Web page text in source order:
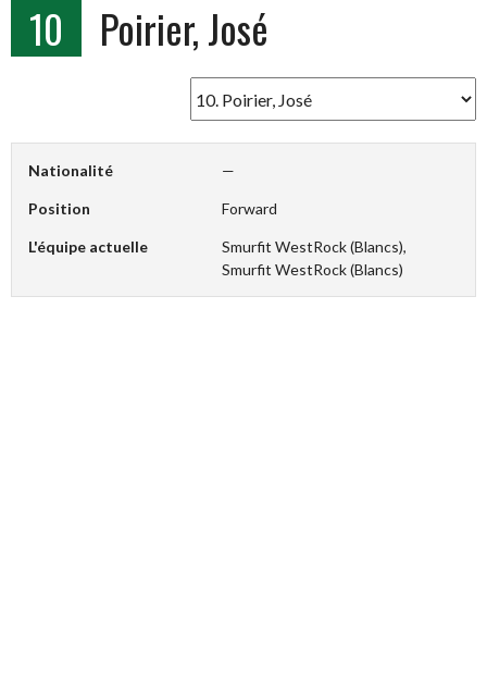
10 Poirier, José
Nationalité —
Position Forward
L'équipe actuelle
Smurfit WestRock (Blancs),
Smurfit WestRock (Blancs)